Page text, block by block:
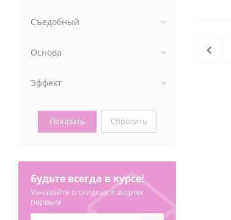
Съедобный
Основа
Эффект
Сбросить
Будьте всегда в курсе!
Узнавайте о скидках и акциях
первым